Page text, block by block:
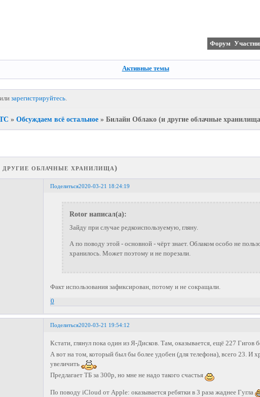
Форум
Активные темы
зарегистрируйтесь.
» Обсуждаем всё остальное » Билайн Облако (и другие облачные
облачные хранилища)
Поделиться2020-03-21 18:24:19
Rotor написал(а):
Зайду при случае редкоиспользуемую, гляну.
А по поводу этой - основной - чёрт знает. Облаком особо не
хранилось. Может поэтому и не порезали.
Факт использования зафиксирован, потому и не сокращали.
0
Поделиться2020-03-21 19:54:12
Кстати, глянул пока один из Я-Дисков. Там, оказывается, ещё 227 Гигов
А вот на том, который был бы более удобен (для телефона), всего 23. И
увеличить
Предлагает ТБ за 300р, но мне не надо такого счастья
По поводу iCloud от Apple: оказывается ребятки в 3 раза жаднее Гугла